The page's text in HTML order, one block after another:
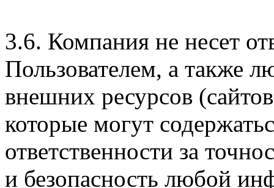
3.6. Компания не несет
Пользователем, а также
внешних ресурсов
которые могут
ответственности за
и безопасность любой